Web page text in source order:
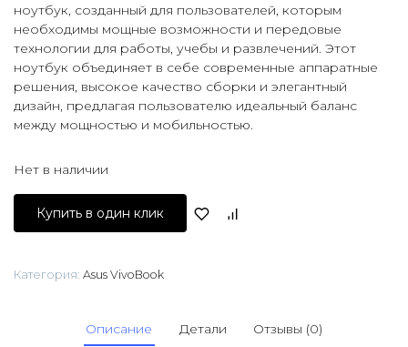
ноутбук, созданный для пользователей, которым
необходимы мощные возможности и передовые
технологии для работы, учебы и развлечений. Этот
ноутбук объединяет в себе современные аппаратные
решения, высокое качество сборки и элегантный
дизайн, предлагая пользователю идеальный баланс
между мощностью и мобильностью.
Нет в наличии
Купить в один клик
Категория: Asus VivoBook
Описание Детали Отзывы (0)